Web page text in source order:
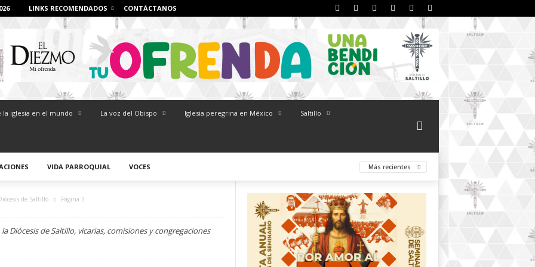
LINKS RECOMENDADOS CONTÁCTANOS
la iglesia en el mundo La voz del Obispo Iglesia peregrina en México Saltillo
VIDA PARROQUIAL VOCES Más recientes
de Saltillo Página 3
Diócesis de Saltillo, vicarias, comisiones y congregaciones